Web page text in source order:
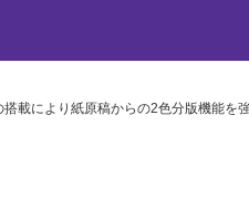
載により紙原稿からの2色分版機能を